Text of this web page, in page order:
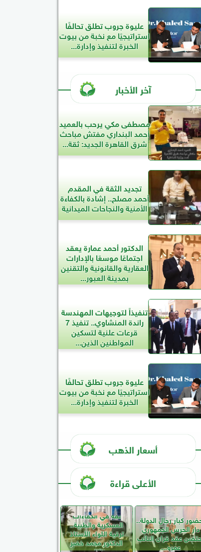
عليوة جروب تطلق تحالفًا
استراتيجيًا مع نخبة من بيوت
الخبرة لتنفيذ وإدارة...
آخر الأخبار
مصطفى مكي يرحب بالعميد
أحمد البنداري مفتش مباحث
شرق القاهرة الجديد: ثقة...
تجديد الثقة في المقدم
أحمد مصلح.. إشادة بالكفاءة
الأمنية والنجاحات الميدانية
الدكتور أحمد عمارة يعقد
اجتماعًا موسعًا بالإدارات
العقارية والقانونية والتقنين
بمدينة العبور...
تنفيذاً لتوجيهات المهندسة
راندة المنشاوي.. تنفيذ 7
قرعات علنية لتسكين
المواطنين الذين...
عليوة جروب تطلق تحالفًا
استراتيجيًا مع نخبة من بيوت
الخبرة لتنفيذ وإدارة...
أسعار الذهب
الأعلى قراءة
كبار رجال الدولة..
دار الحرس الجمهوري
عقد قران النائب
عمرو...
ثقة في الكفاءات
العسكرية والطبية..
ترقية اللواء الأستاذ
الدكتور محمد خضر